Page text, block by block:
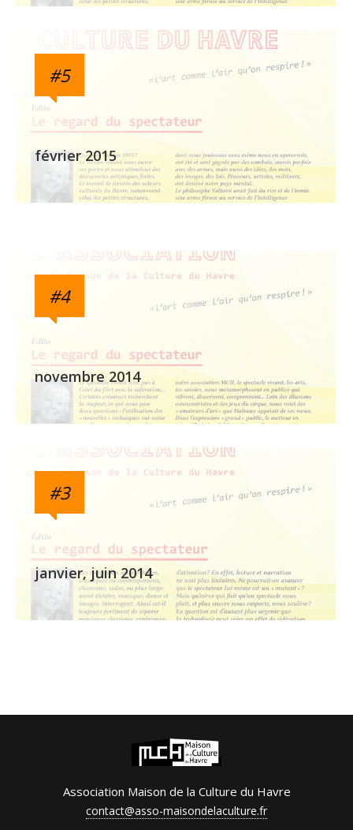
#5
février 2015
#4
novembre 2014
#3
janvier, juin 2014
Association Maison de la Culture du Havre
contact@asso-maisondelaculture.fr